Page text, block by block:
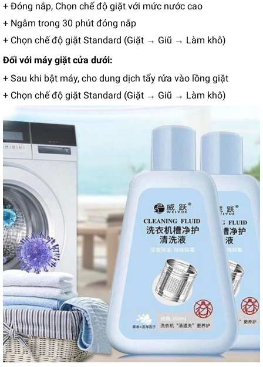
+ Đóng nắp, Chọn chế độ giặt với mức nước cao
+ Ngâm trong 30 phút đóng nắp
+ Chọn chế độ giặt Standard (Giặt → Giũ → Làm khô)
Đối với máy giặt cửa dưới:
+ Sau khi bật máy, cho dung dịch tẩy rửa vào lồng giặt
+ Chọn chế độ giặt Standard (Giặt → Giũ → Làm khô)